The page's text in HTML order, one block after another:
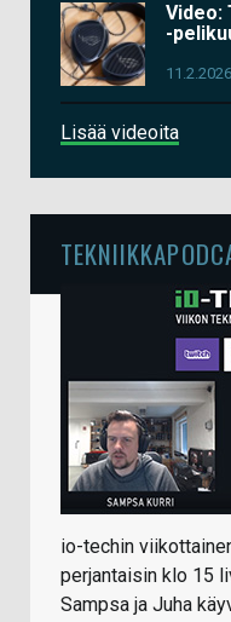
Video:
-
11.2.2026
Lisää videoita
io-techin
perjantaisin klo 15
Sampsa ja Juha